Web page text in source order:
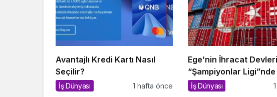
Avantajlı Kredi Kartı Nasıl
Seçilir?
İş Dünyası 1 hafta önce
Ege’nin İhracat Devleri
“Şampiyonlar Ligi”nde
İş Dünyası